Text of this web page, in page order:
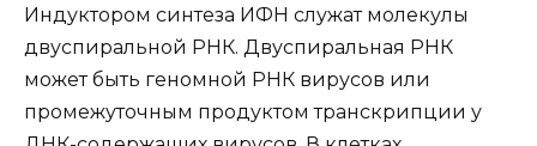
Индуктором синтеза ИФН служат молекулы
двуспиральной РНК. Двуспиральная РНК
может быть геномной РНК вирусов или
промежуточным продуктом транскрипции у